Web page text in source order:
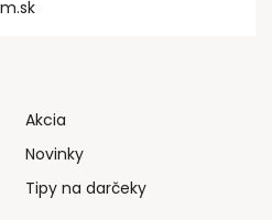
Akcia
Novinky
Tipy na darčeky